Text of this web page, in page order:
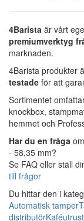
4Barista är vårt
premiumverktyg
marknaden.
4Barista produkter
testade för att
Sortimentet
knockbox,
hemmet och
Har du en fråga
- 58,35 mm?
Se FAQ eller ställ
till frågor
Du hittar den i
Automatisk tamper
distributör